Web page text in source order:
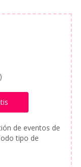
de eventos de
tipo de